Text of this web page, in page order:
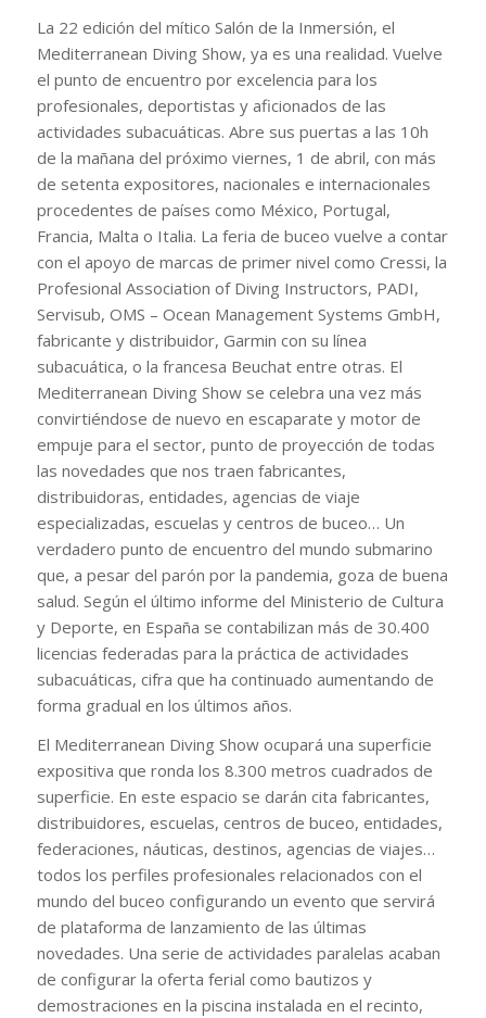
La 22 edición del mítico Salón de la Inmersión, el
Mediterranean Diving Show, ya es una realidad. Vuelve
el punto de encuentro por excelencia para los
profesionales, deportistas y aficionados de las
actividades subacuáticas. Abre sus puertas a las 10h
de la mañana del próximo viernes, 1 de abril, con más
de setenta expositores, nacionales e internacionales
procedentes de países como México, Portugal,
Francia, Malta o Italia. La feria de buceo vuelve a contar
con el apoyo de marcas de primer nivel como Cressi, la
Profesional Association of Diving Instructors, PADI,
Servisub, OMS – Ocean Management Systems GmbH,
fabricante y distribuidor, Garmin con su línea
subacuática, o la francesa Beuchat entre otras. El
Mediterranean Diving Show se celebra una vez más
convirtiéndose de nuevo en escaparate y motor de
empuje para el sector, punto de proyección de todas
las novedades que nos traen fabricantes,
distribuidoras, entidades, agencias de viaje
especializadas, escuelas y centros de buceo… Un
verdadero punto de encuentro del mundo submarino
que, a pesar del parón por la pandemia, goza de buena
salud. Según el último informe del Ministerio de Cultura
y Deporte, en España se contabilizan más de 30.400
licencias federadas para la práctica de actividades
subacuáticas, cifra que ha continuado aumentando de
forma gradual en los últimos años.
El Mediterranean Diving Show ocupará una superficie
expositiva que ronda los 8.300 metros cuadrados de
superficie. En este espacio se darán cita fabricantes,
distribuidores, escuelas, centros de buceo, entidades,
federaciones, náuticas, destinos, agencias de viajes…
todos los perfiles profesionales relacionados con el
mundo del buceo configurando un evento que servirá
de plataforma de lanzamiento de las últimas
novedades. Una serie de actividades paralelas acaban
de configurar la oferta ferial como bautizos y
demostraciones en la piscina instalada en el recinto,